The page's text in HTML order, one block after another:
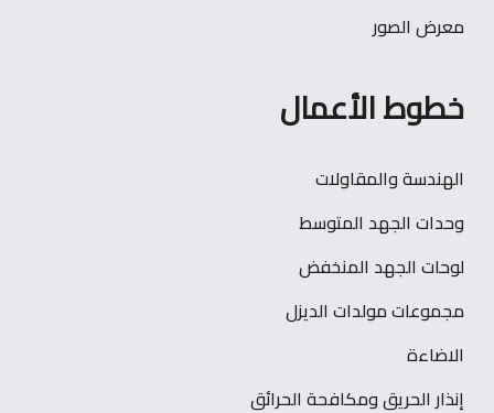
معرض الصور
خطوط الأعمال
الهندسة والمقاولات
وحدات الجهد المتوسط
لوحات الجهد المنخفض
مجموعات مولدات الديزل
الاضاءة
إنذار الحريق ومكافحة الحرائق